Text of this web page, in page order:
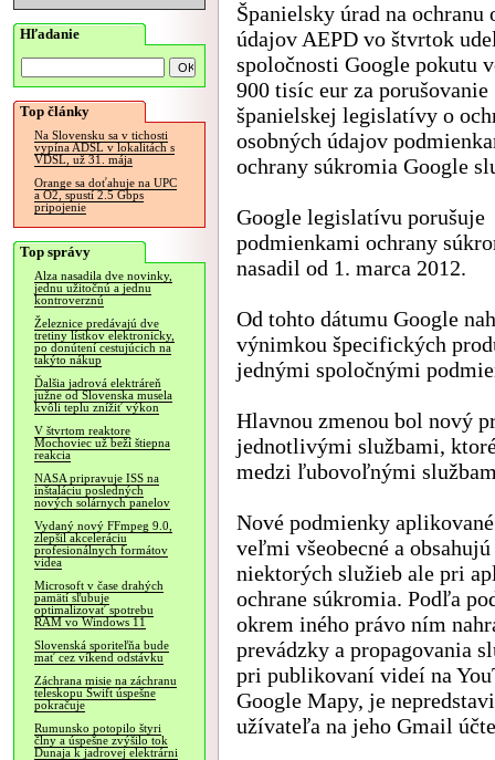
Hľadanie
Top články
Na Slovensku sa v tichosti
vypína ADSL v lokalitách s
VDSL, už 31. mája
Orange sa doťahuje na UPC
a O2, spustí 2.5 Gbps
pripojenie
Top správy
Alza nasadila dve novinky,
jednu užitočnú a jednu
kontroverznú
Železnice predávajú dve
tretiny lístkov elektronicky,
po donútení cestujúcich na
takýto nákup
Ďalšia jadrová elektráreň
južne od Slovenska musela
kvôli teplu znížiť výkon
V štvrtom reaktore
Mochoviec už beží štiepna
reakcia
NASA pripravuje ISS na
inštaláciu posledných
nových solárnych panelov
Vydaný nový FFmpeg 9.0,
zlepšil akceleráciu
profesionálnych formátov
videa
Microsoft v čase drahých
pamätí sľubuje
optimalizovať spotrebu
RAM vo Windows 11
Slovenská sporiteľňa bude
mať cez víkend odstávku
Záchrana misie na záchranu
teleskopu Swift úspešne
pokračuje
Rumunsko potopilo štyri
člny a úspešne zvýšilo tok
Dunaja k jadrovej elektrárni
Španielsky úrad na ochranu
údajov AEPD vo štvrtok
spoločnosti Google pokutu
900 tisíc eur za porušovanie
španielskej legislatívy o
osobných údajov
ochrany súkromia Google
Google legislatívu porušuje
podmienkami ochrany
nasadil od 1. marca 2012.
Od tohto dátumu Google
výnimkou špecifických
jednými spoločnými
Hlavnou zmenou bol nový
jednotlivými službami,
medzi ľubovoľnými
Nové podmienky
veľmi všeobecné a
niektorých služieb ale pri
ochrane súkromia. Podľa
okrem iného právo ním
prevádzky a propagovania
pri publikovaní videí na
Google Mapy, je
užívateľa na jeho Gmail